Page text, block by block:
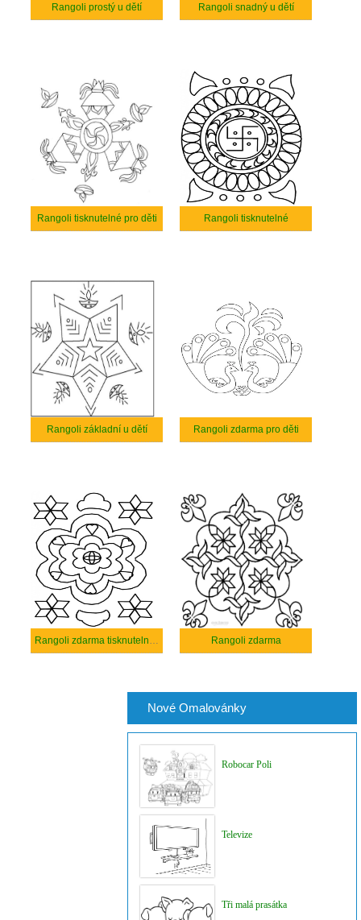
Rangoli prostý u dětí Rangoli snadný u dětí
Rangoli tisknutelné pro děti Rangoli tisknutelné
Rangoli základní u dětí Rangoli zdarma pro děti
Rangoli zdarma tisknutelné pro děti Rangoli zdarma
Nové Omalovánky
Robocar Poli
Televize
Tři malá prasátka